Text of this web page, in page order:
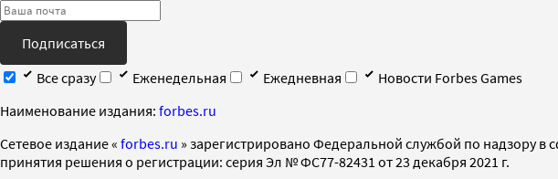
Подписаться
Все сразу
Еженедельная Ежедневная
Новости Forbes Games
Наименование издания: forbes.ru
Cетевое издание « forbes.ru » зарегистрировано Федеральной службой по надзору
принятия решения о регистрации: серия Эл № ФС77-82431 от 23 декабря 2021 г.